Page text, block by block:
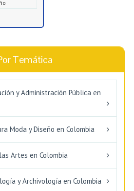
Temática
y Administración Pública en
Moda y Diseño en Colombia
Artes en Colombia
y Archivología en Colombia